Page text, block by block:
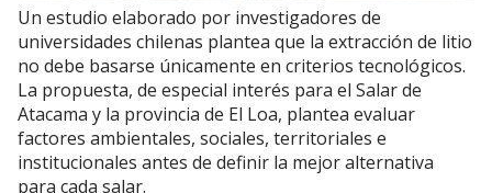
Un estudio elaborado por investigadores de
universidades chilenas plantea que la extracción de litio
no debe basarse únicamente en criterios tecnológicos.
La propuesta, de especial interés para el Salar de
Atacama y la provincia de El Loa, plantea evaluar
factores ambientales, sociales, territoriales e
institucionales antes de definir la mejor alternativa
para cada salar.